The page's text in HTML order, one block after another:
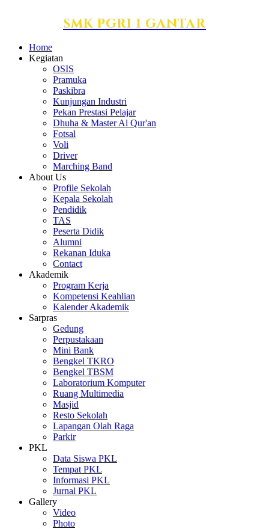
SMK PGRI 1 GANTAR
Home
Kegiatan
OSIS
Pramuka
Paskibra
Kunjungan Industri
Pekan Prestasi Pelajar
Dhuha & Master Al Qur'an
Fotsal
Voli
Driver
Marching Band
About Us
Profile Sekolah
Kepala Sekolah
Pendidik
TAS
Peserta Didik
Alumni
Rekanan Iduka
Contact
Akademik
Program Kerja
Kompetensi Keahlian
Kalender Akademik
Sarpras
Gedung
Perpustakaan
Mini Bank
Bengkel TKRO
Bengkel TBSM
Laboratorium Komputer
Ruang Multimedia
Masjid
Resto Sekolah
Lapangan Olah Raga
Parkir
PKL
Data Siswa PKL
Tempat PKL
Informasi PKL
Jurnal PKL
Gallery
Video
Photo